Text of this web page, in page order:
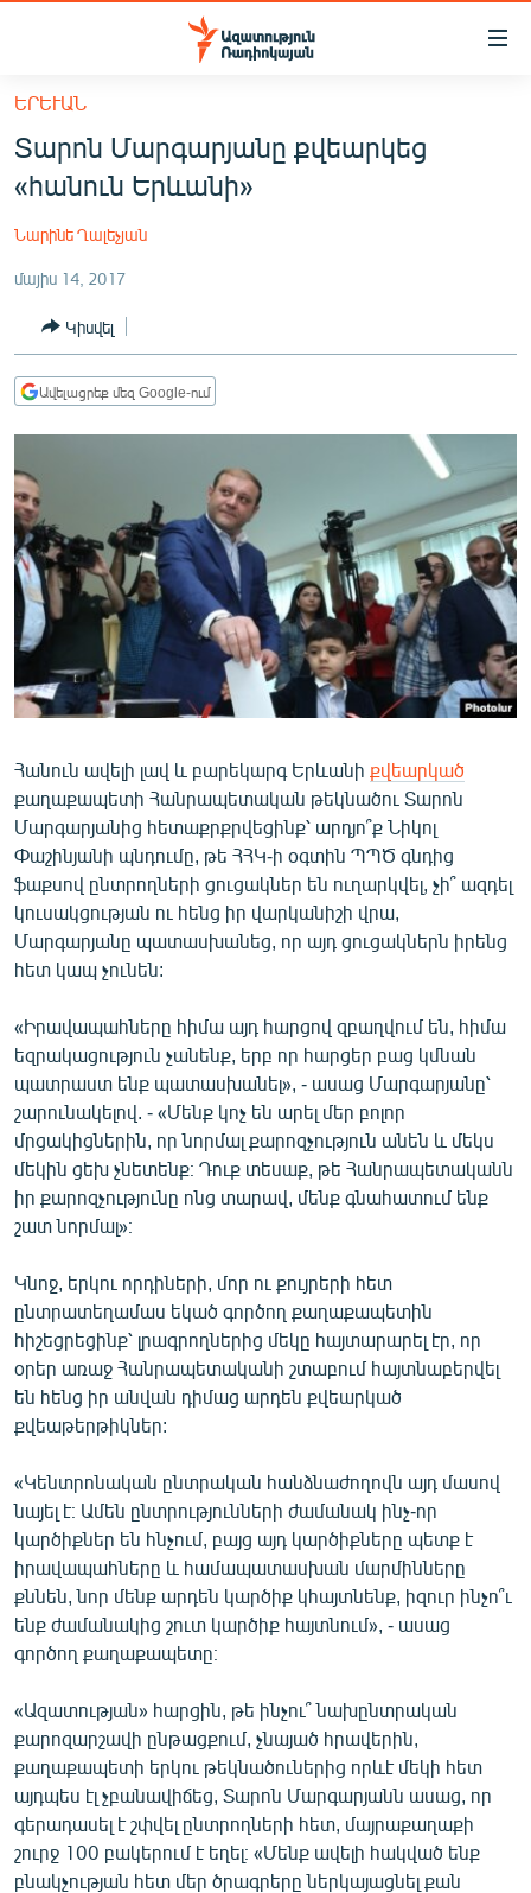
Մատչելիության
հիմնական
բովանդակությանը
Անցնել
հիմնական
մենյուին
ՀԱՅԱՍՏԱՆ
ԸՆՏՐՈՒԹՅՈՒՆՆԵՐ 2026
ԻՐԱՎՈՒՆՔ
ՀԱՍԱՐԱԿՈՒԹՅՈՒՆ
ՏՆՏԵՍՈՒԹՅՈՒՆ
ՊԱՏԵՐԱԶՄԻ 6 ՇԱԲԱԹՆԵՐԸ
ՏԱՐԱԾԱՇՐՋԱՆ
ՄԻՋԱԶԳԱՅԻՆ
ՄՇԱԿՈՒՅԹ
ՍՊՈՐՏ
ՄԵԿՆԱԲԱՆՈՒԹՅՈՒՆ
ՏՏ ԵՒ ԻՆՏԵՐՆԵՏ
ԿՈՐՈՆԱՎԻՐՈՒՍ
ԱՐԽԻՎ
ՏԵՍԱՆՅՈՒԹԵՐ
ԲԱՆԱՎԵՃ
ՁԳՏԵԼՈՎ ԼԱՎԱԳՈՒՅՆԻՆ
ՓՈԴՔԱՍԹ
Հայերեն
English
Русский
ՀԵՏԵՎԵՔ ՄԵԶ
«Ազատության» բոլոր կայքերը
ԵՐԵՒԱՆ
Տարոն Մարգարյանը քվեարկեց
«հանուն Երևանի»
Նարինե Ղալեչյան
մայիս 14, 2017
Կիսվել
Ավելացրեք մեզ Google-ում
Հանուն ավելի լավ և բարեկարգ Երևանի քվեարկած
քաղաքապետի Հանրապետական թեկնածու Տարոն
Մարգարյանից հետաքրքրվեցինք՝ արդյո՞ք Նիկոլ
Փաշինյանի պնդումը, թե ՀՀԿ-ի օգտին ՊՊԾ գնդից
ֆաքսով ընտրողների ցուցակներ են ուղարկվել, չի՞ ազդել
կուսակցության ու հենց իր վարկանիշի վրա,
Մարգարյանը պատասխանեց, որ այդ ցուցակներն իրենց
հետ կապ չունեն:
«Իրավապահները հիմա այդ հարցով զբաղվում են, հիմա
եզրակացություն չանենք, երբ որ հարցեր բաց կմնան
պատրաստ ենք պատասխանել», - ասաց Մարգարյանը՝
շարունակելով. - «Մենք կոչ են արել մեր բոլոր
մրցակիցներին, որ նորմալ քարոզչություն անեն և մեկս
մեկին ցեխ չնետենք։ Դուք տեսաք, թե Հանրապետականն
իր քարոզչությունը ոնց տարավ, մենք գնահատում ենք
շատ նորմալ»։
Կնոջ, երկու որդիների, մոր ու քույրերի հետ
ընտրատեղամաս եկած գործող քաղաքապետին
հիշեցրեցինք՝ լրագրողներից մեկը հայտարարել էր, որ
օրեր առաջ Հանրապետականի շտաբում հայտնաբերվել
են հենց իր անվան դիմաց արդեն քվեարկած
քվեաթերթիկներ:
«Կենտրոնական ընտրական հանձնաժողովն այդ մասով
նայել է։ Ամեն ընտրությունների ժամանակ ինչ-որ
կարծիքներ են հնչում, բայց այդ կարծիքները պետք է
իրավապահները և համապատասխան մարմինները
քննեն, նոր մենք արդեն կարծիք կհայտնենք, իզուր ինչո՞ւ
ենք ժամանակից շուտ կարծիք հայտնում», - ասաց
գործող քաղաքապետը։
«Ազատության» հարցին, թե ինչու՞ նախընտրական
քարոզարշավի ընթացքում, չնայած հրավերին,
քաղաքապետի երկու թեկնածուներից որևէ մեկի հետ
այդպես էլ չբանավիճեց, Տարոն Մարգարյանն ասաց, որ
գերադասել է շփվել ընտրողների հետ, մայրաքաղաքի
շուրջ 100 բակերում է եղել։ «Մենք ավելի հակված ենք
բնակչության հետ մեր ծրագրերը ներկայացնել քան